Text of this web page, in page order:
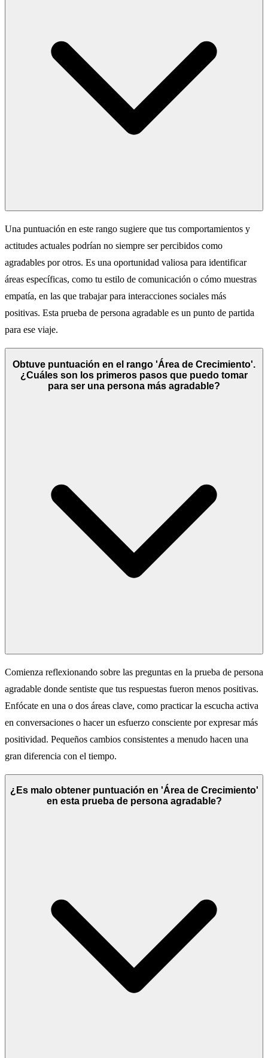
Una puntuación en este rango sugiere que tus comportamientos y
actitudes actuales podrían no siempre ser percibidos como
agradables por otros. Es una oportunidad valiosa para identificar
áreas específicas, como tu estilo de comunicación o cómo muestras
empatía, en las que trabajar para interacciones sociales más
positivas. Esta prueba de persona agradable es un punto de partida
para ese viaje.
Obtuve puntuación en el rango 'Área de Crecimiento'.
¿Cuáles son los primeros pasos que puedo tomar
para ser una persona más agradable?
Comienza reflexionando sobre las preguntas en la prueba de persona
agradable donde sentiste que tus respuestas fueron menos positivas.
Enfócate en una o dos áreas clave, como practicar la escucha activa
en conversaciones o hacer un esfuerzo consciente por expresar más
positividad. Pequeños cambios consistentes a menudo hacen una
gran diferencia con el tiempo.
¿Es malo obtener puntuación en 'Área de Crecimiento'
en esta prueba de persona agradable?